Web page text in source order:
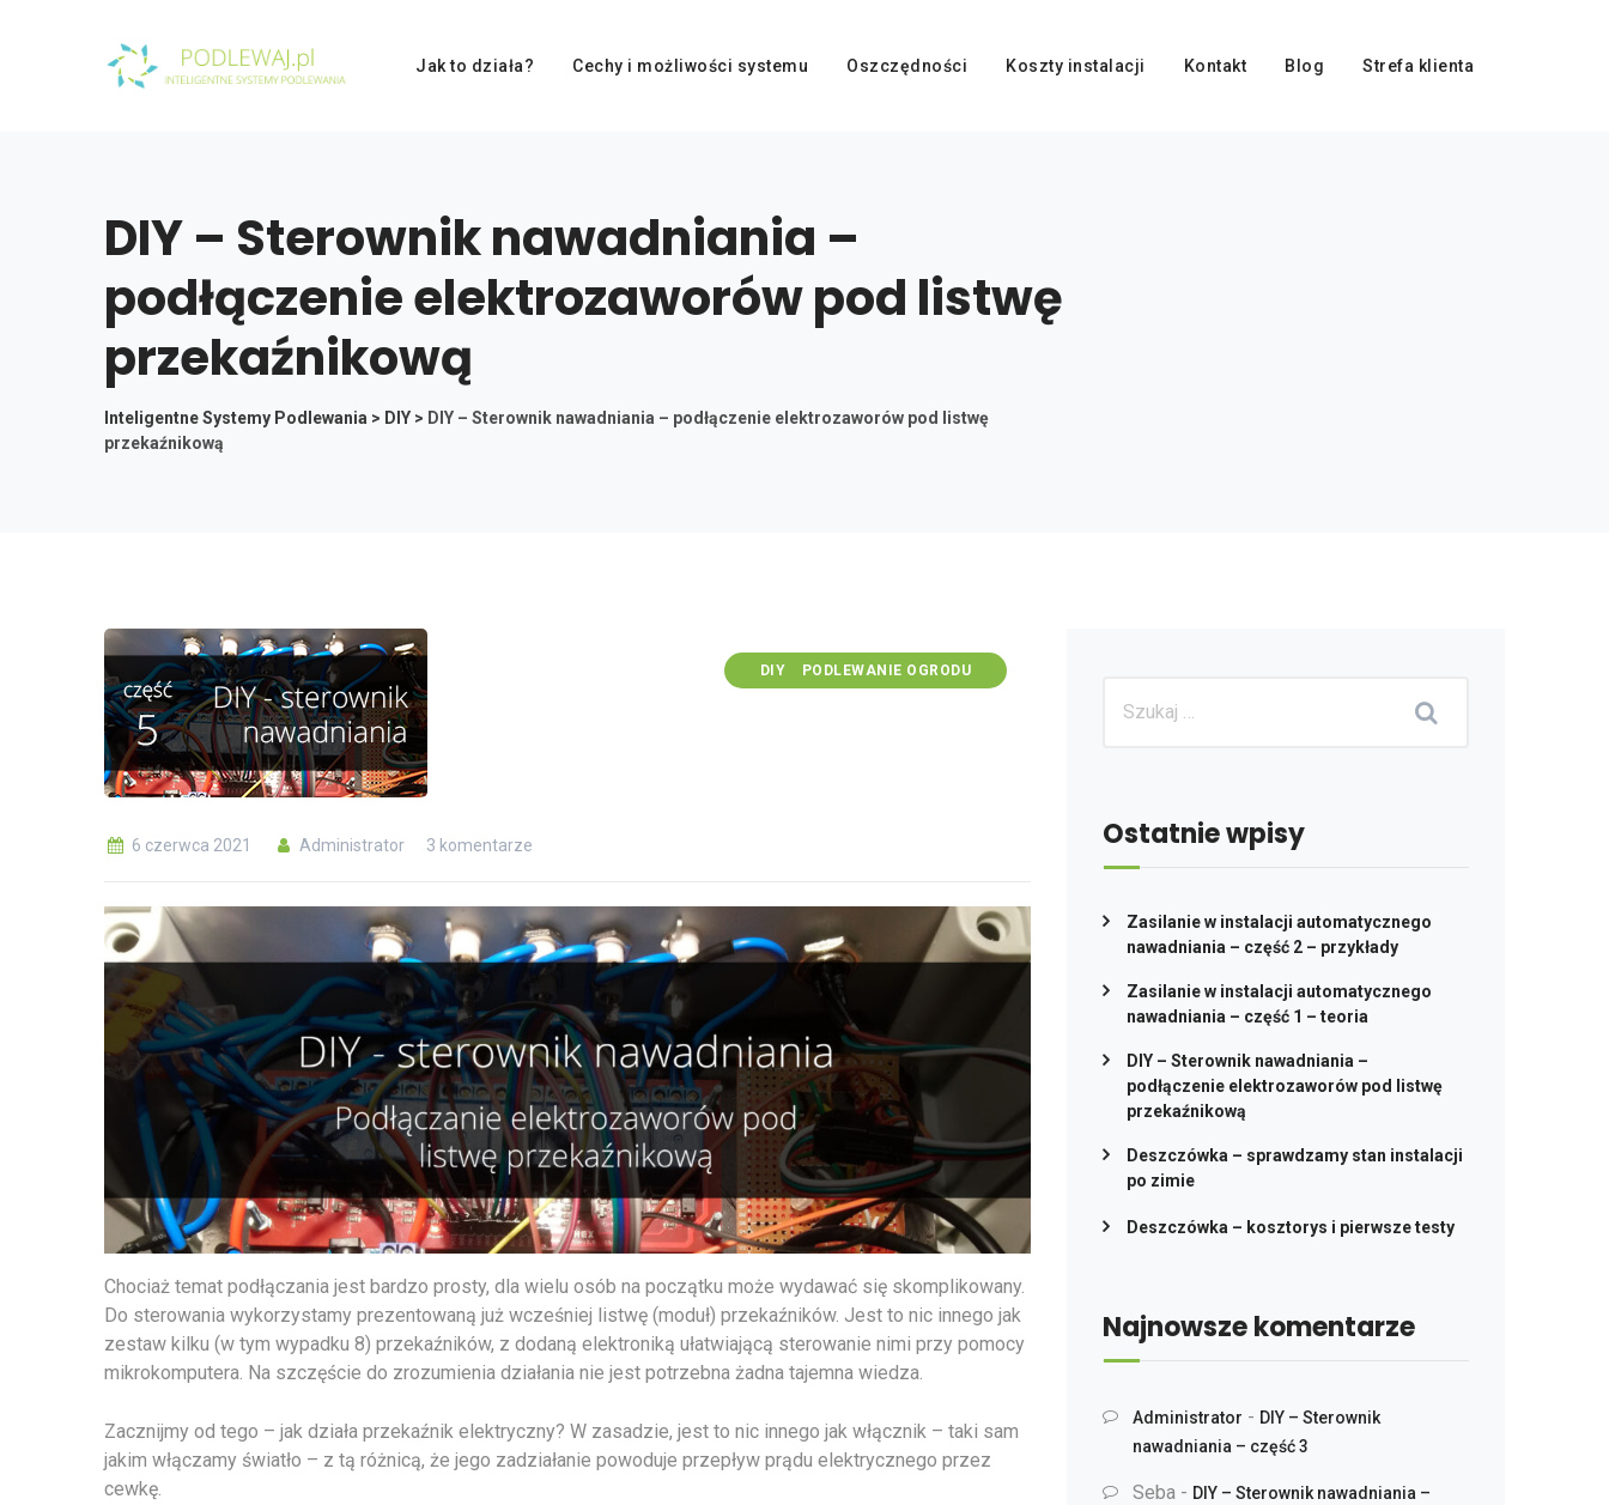
Jak to działa? Cechy i możliwości systemu Oszczędności Koszty instalacji Kontakt Blog Strefa klienta
DIY – Sterownik nawadniania –
podłączenie elektrozaworów pod listwę
przekaźnikową
Inteligentne Systemy Podlewania > DIY > DIY – Sterownik nawadniania – podłączenie elektrozaworów pod listwę
przekaźnikową
DIY PODLEWANIE OGRODU
6 czerwca 2021 Administrator 3 komentarze
Chociaż temat podłączania jest bardzo prosty, dla wielu osób na początku może wydawać się skomplikowany.
Do sterowania wykorzystamy prezentowaną już wcześniej listwę (moduł) przekaźników. Jest to nic innego jak
zestaw kilku (w tym wypadku 8) przekaźników, z dodaną elektroniką ułatwiającą sterowanie nimi przy pomocy
mikrokomputera. Na szczęście do zrozumienia działania nie jest potrzebna żadna tajemna wiedza.
Zacznijmy od tego – jak działa przekaźnik elektryczny? W zasadzie, jest to nic innego jak włącznik – taki sam
jakim włączamy światło – z tą różnicą, że jego zadziałanie powoduje przepływ prądu elektrycznego przez
cewkę.
Ostatnie wpisy
Zasilanie w instalacji automatycznego
nawadniania – część 2 – przykłady
Zasilanie w instalacji automatycznego
nawadniania – część 1 – teoria
DIY – Sterownik nawadniania –
podłączenie elektrozaworów pod listwę
przekaźnikową
Deszczówka – sprawdzamy stan instalacji
po zimie
Deszczówka – kosztorys i pierwsze testy
Najnowsze komentarze
Administrator - DIY – Sterownik
nawadniania – część 3
Seba - DIY – Sterownik nawadniania –